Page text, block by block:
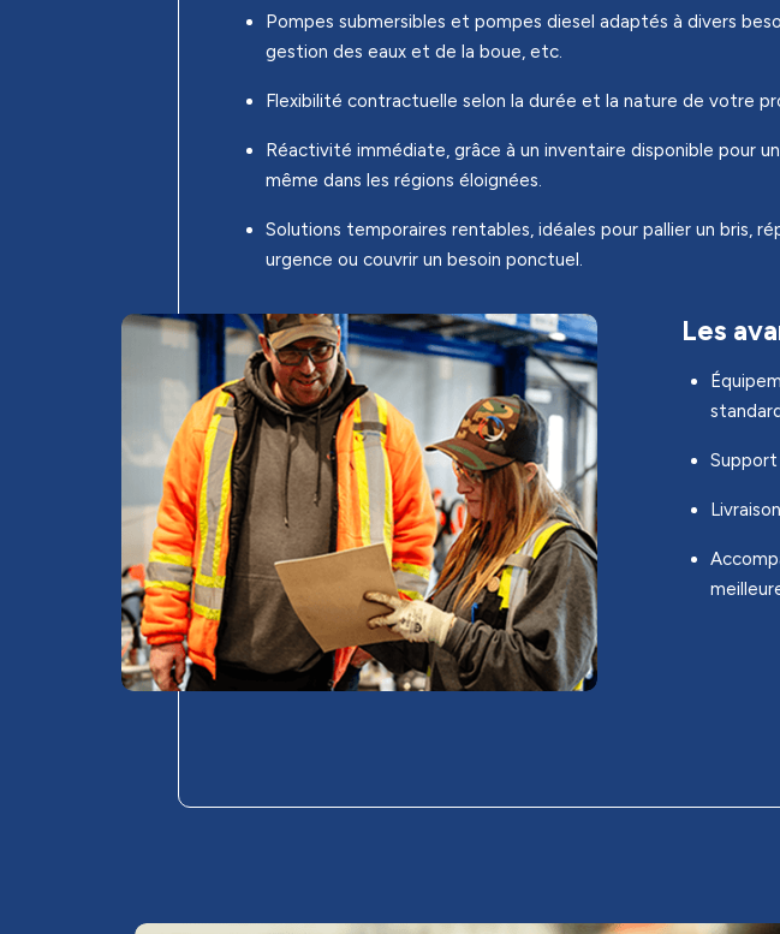
Pompes submersibles et pompes diesel adaptés à divers
gestion des eaux et de la boue, etc.
Flexibilité contractuelle selon la durée et la nature de votre
Réactivité immédiate, grâce à un inventaire disponible pour
même dans les régions éloignées.
Solutions temporaires rentables, idéales pour pallier un bris,
urgence ou couvrir un besoin ponctuel.
Les